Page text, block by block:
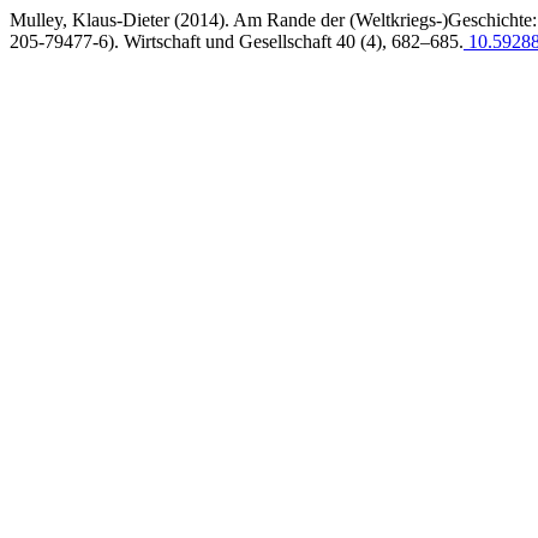
Mulley, Klaus-Dieter (2014). Am Rande der (Weltkriegs-
205-79477-6). Wirtschaft und Gesellschaft 40 (4), 682–685.